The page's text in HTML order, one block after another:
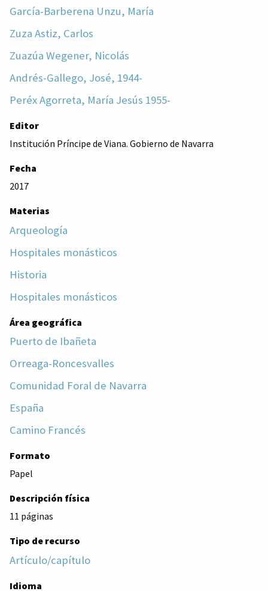
García-Barberena Unzu, María
Zuza Astiz, Carlos
Zuazúa Wegener, Nicolás
Andrés-Gallego, José, 1944-
Peréx Agorreta, María Jesús 1955-
Editor
Institución Príncipe de Viana. Gobierno de Navarra
Fecha
2017
Materias
Arqueología
Hospitales monásticos
Historia
Hospitales monásticos
Área geográfica
Puerto de Ibañeta
Orreaga-Roncesvalles
Comunidad Foral de Navarra
España
Camino Francés
Formato
Papel
Descripción física
11 páginas
Tipo de recurso
Artículo/capítulo
Idioma